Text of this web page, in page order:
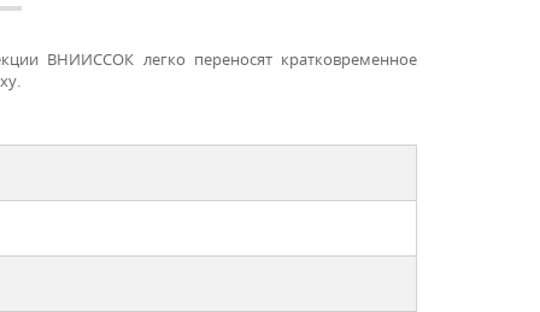
ВНИИССОК легко переносят кратковременное